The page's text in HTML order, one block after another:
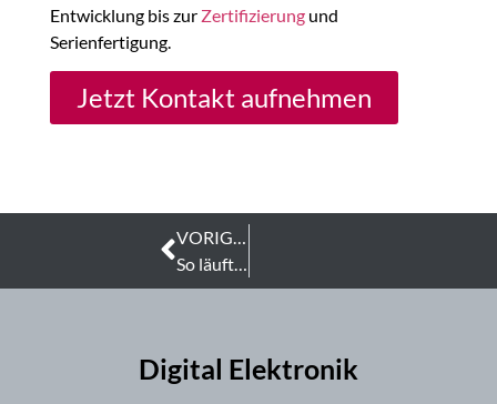
Entwicklung bis zur Zertifizierungund
Serienfertigung.
Jetzt Kontakt aufnehmen
VORIGER
So läuft die Zertifizierung von LED Leuchten bei Digital Elektronik ab
Digital Elektronik